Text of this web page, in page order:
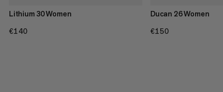
Lithium 30 Women
€140
Ducan 26 Women
€150